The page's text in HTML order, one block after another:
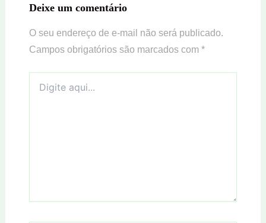
Deixe um comentário
O seu endereço de e-mail não será publicado.
Campos obrigatórios são marcados com *
aqui...